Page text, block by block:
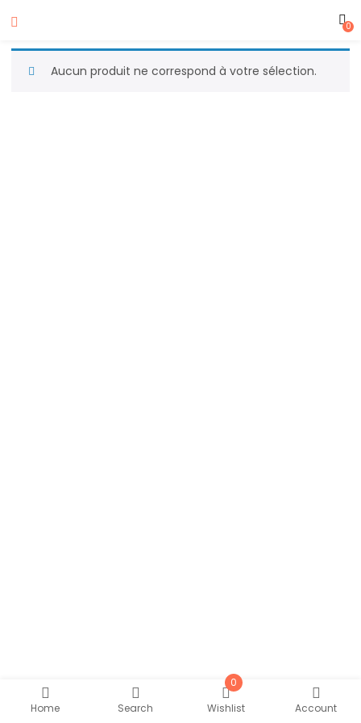
0
Home Search
0
Wishlist
Account
Aucun produit ne correspond à votre sélection.